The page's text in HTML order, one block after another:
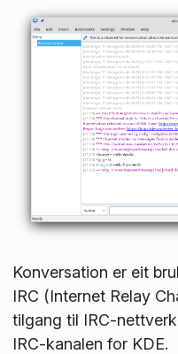
Konversation er eit
IRC (Internet Relay
tilgang til IRC-
IRC-kanalen for KDE.